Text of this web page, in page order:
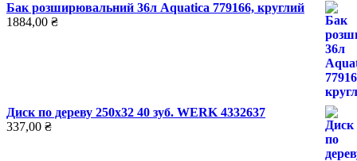
Бак розширювальний 36л Aquatica 779166, круглий
1884,00 ₴
Диск по дереву 250х32 40 зуб. WERK 4332637
337,00 ₴